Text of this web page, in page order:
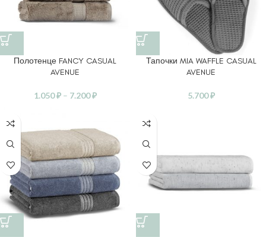
Полотенце FANCY CASUAL
AVENUE
1.050₽ – 7.200₽
Тапочки MIA WAFFLE CASUAL
AVENUE
5.700₽